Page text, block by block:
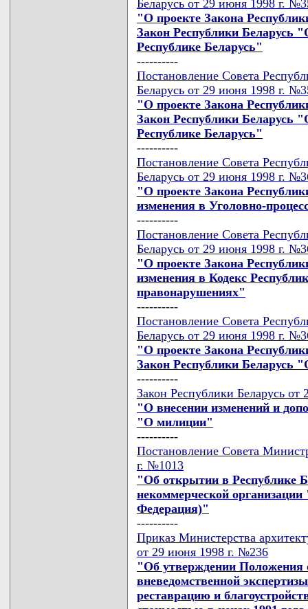
Беларусь от 29 июня 1998 г.
"О проекте Закона
Закон Республики Беларусь
Республике Беларусь"
----------
Постановление Совета
Беларусь от 29 июня 1998 г.
"О проекте Закона
Закон Республики Беларусь
Республике Беларусь"
----------
Постановление Совета
Беларусь от 29 июня 1998 г.
"О проекте Закона
изменения в Уголовно-
----------
Постановление Совета
Беларусь от 29 июня 1998 г.
"О проекте Закона
изменения в Кодекс
правонарушениях"
----------
Постановление Совета
Беларусь от 29 июня 1998 г.
"О проекте Закона
Закон Республики Беларусь
----------
Закон Республики Беларусь
"О внесении изменений и
"О милиции"
----------
Постановление Совета
г. №1013
"Об открытии в Республике
некоммерческой
Федерация)"
----------
Приказ Министерства
от 29 июня 1998 г. №236
"Об утверждении Положения
вневедомственной
реставрацию и